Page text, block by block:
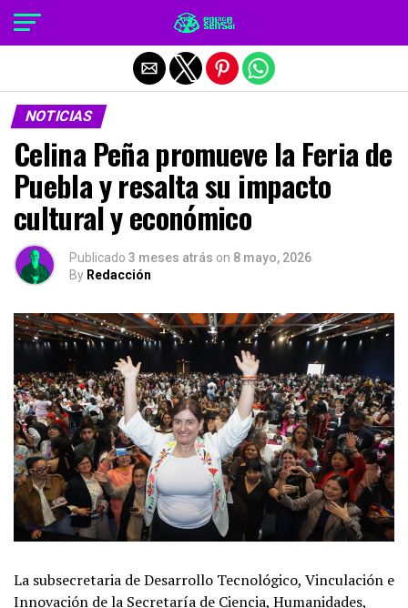
NOTICIAS
Celina Peña promueve la Feria de
Puebla y resalta su impacto
cultural y económico
Publicado 3 meses atrás on 8 mayo, 2026
By Redacción
La subsecretaria de Desarrollo Tecnológico, Vinculación e
Innovación de la Secretaría de Ciencia, Humanidades,
Salir de la versión móvil